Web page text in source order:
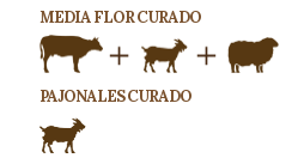
MEDIA FLOR CURADO
PAJONALES CURADO